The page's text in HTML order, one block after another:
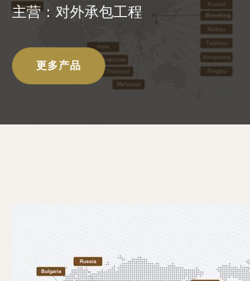
主营：对外承包工程
更多产品